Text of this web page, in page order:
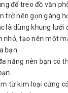
để treo đồ văn
trở nên gọn gàng
là dùng khung lưới
nhỏ, tạo nên một
bạn.
năng nên bạn có
từ kim loại cứng